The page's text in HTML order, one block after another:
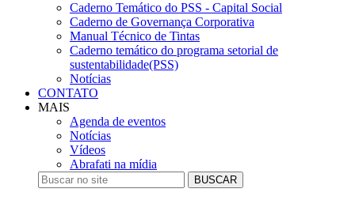
Caderno Temático do PSS - Capital Social
Caderno de Governança Corporativa
Manual Técnico de Tintas
Caderno temático do programa setorial de
sustentabilidade(PSS)
Notícias
CONTATO
MAIS
Agenda de eventos
Notícias
Vídeos
Abrafati na mídia
BUSCAR